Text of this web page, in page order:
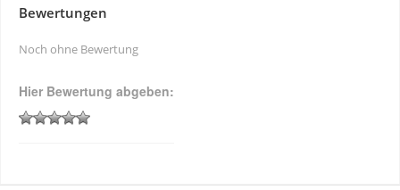
Bewertungen
Noch ohne Bewertung
Hier Bewertung abgeben: